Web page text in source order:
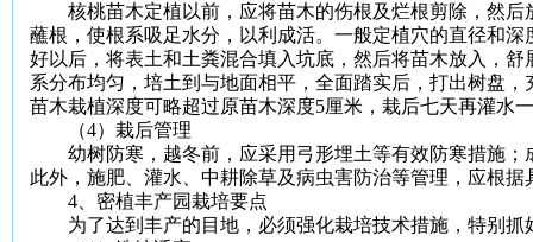
核桃苗木定植以前，应将苗木的伤根及烂根剪除，然后
蘸根，使根系吸足水分，以利成活。一般定植穴的直径和深
好以后，将表土和土粪混合填入坑底，然后将苗木放入，
系分布均匀，培土到与地面相平，全面踏实后，打出树盘，
苗木栽植深度可略超过原苗木深度5厘米 ，栽后七天再灌水
（4）栽后管理
幼树防寒，越冬前，应采用弓形埋土等有效防寒措施；
此外，施肥、灌水、中耕除草及病虫害防治等管理，应根据
4 、密植丰产园栽培要点
为了达到丰产的目地，必须强化栽培技术措施，特别抓